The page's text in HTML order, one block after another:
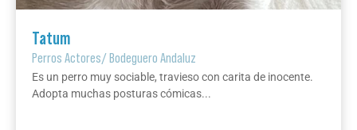
Tatum
Perros Actores/Bodeguero Andaluz
Es un perro muy sociable, travieso con carita de inocente.
Adopta muchas posturas cómicas...